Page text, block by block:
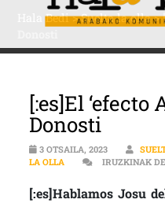
Hala Bedi>Suelta la olla>
[:es]El ‘efecto
Donosti
3 OTSAILA, 2023
LA OLLA
IRUZKINAK
[:es]Hablamos Josu